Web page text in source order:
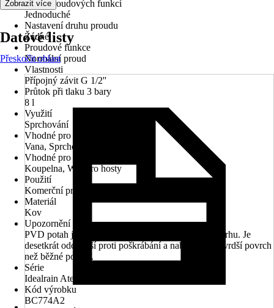
Počet proudových funkcí
Jednoduché
Nastavení druhu proudu
Žádné
Proudové funkce
Normální proud
Vlastnosti
Přípojný závit G 1/2''
Průtok při tlaku 3 bary
8 l
Využití
Sprchování
Vhodné pro
Vana, Sprchová vanička
Vhodné pro prostory
Koupelna, WC pro hosty
Použití
Komerční prostory / objekty, Soukromé
Materiál
Kov
Upozornění
PVD potah je zdaleka nejtrvanlivějším potahem na trhu. Je
desetkrát odolnější proti poškrábání a nabízí třikrát tvrdší povrch
než běžné potahy.
Série
Idealrain Atelier
Kód výrobku
BC774A2
Zobrazit více
Datové listy
Přeskočit oblast